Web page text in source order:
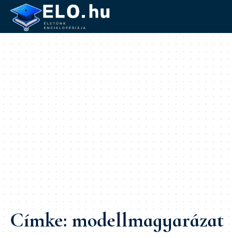
Címke:modellmagyarázat